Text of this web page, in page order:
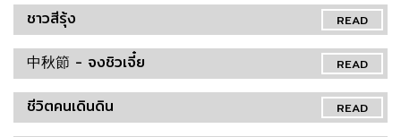
READ
ชาวสีรุ้ง
READ
中秋節 - จงชิวเจี๋ย
READ
ชีวิตคนเดินดิน